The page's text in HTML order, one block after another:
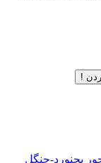
!
از محور بجنورد-جنگل